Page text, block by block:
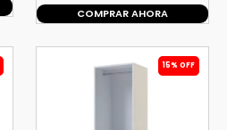
COMPRAR AHORA
15% OFF